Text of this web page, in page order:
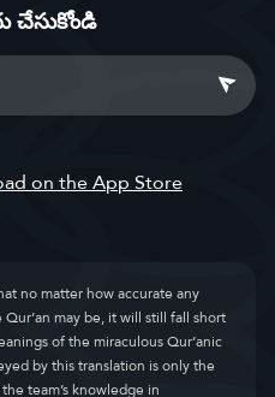
no matter how accurate any
may be, it will still fall short
of the miraculous Qur’anic
by this translation is only the
team’s knowledge in